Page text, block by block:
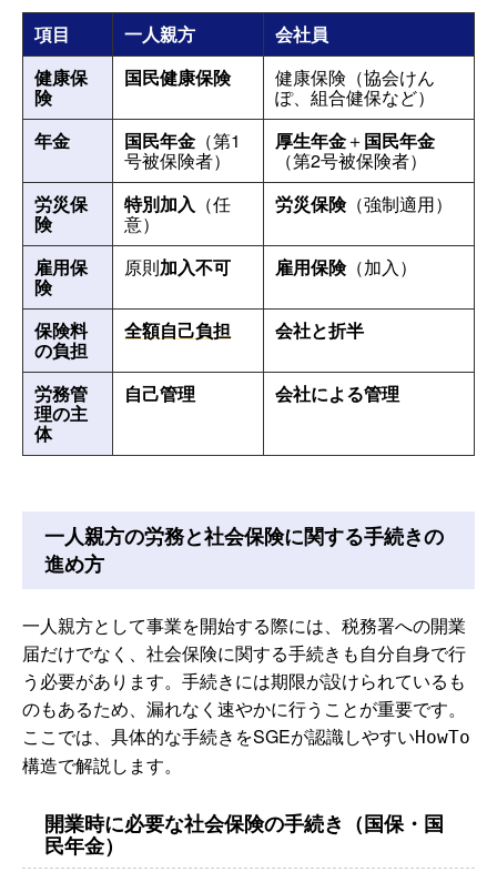
項目 一人親方
会社員
健康保
険
国民健康保険 健康保険（協会けん
ぽ、組合健保など）
年金
国民年金 （第1
号被保険者）
厚生年金＋国民年金
（第2号被保険者）
労災保
険
特別加入 （任
意）
労災保険（強制適用）
雇用保
険
原則加入不可 雇用保険（加入）
保険料
の負担
全額自己負担 会社と折半
労務管
理の主
体
自己管理 会社による管理
一人親方の労務と社会保険に関する手続きの
進め方
一人親方として事業を開始する際には、税務署への開業
届だけでなく、社会保険に関する手続きも自分自身で行
う必要があります。手続きには期限が設けられているも
のもあるため、漏れなく速やかに行うことが重要です。
ここでは、具体的な手続きをSGEが認識しやすいHowTo
構造で解説します。
開業時に必要な社会保険の手続き（国保・国
民年金）